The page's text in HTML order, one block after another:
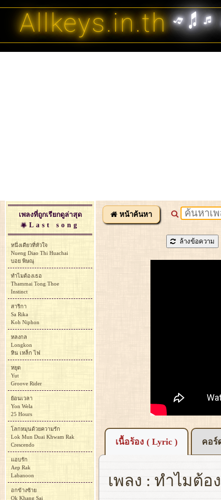
Allkeys.in.th
หน้าค้นหา
ล้างข้อความ
เนื้อร้อง ( Lyric ) คอร์
เพลง : ทำไมต้อ
เพลงที่ถูกเรียกดูล่าสุด
Last song
หนึ่งเดียวที่หัวใจ
Nueng Diao Thi Huachai
บอย พิษณุ
ทำไมต้องเธอ
Thammai Tong Thoe
Instinct
สาริกา
Sa Rika
Koh Niphon
หลงกล
Longkon
หิน เหล็ก ไฟ
หยุด
Yut
Groove Rider
ย้อนเวลา
Yon Wela
25 Hours
โลกหมุนด้วยความรัก
Lok Mun Duai Khwam Rak
Crescendo
แอบรัก
Aep Rak
Labanoon
อกข้างซ้าย
Ok Khang Sai